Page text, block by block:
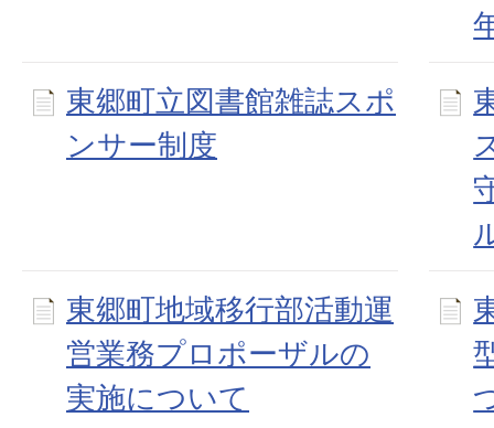
東郷町立図書館雑誌スポ
ンサー制度
東郷町地域移行部活動運
営業務プロポーザルの
実施について